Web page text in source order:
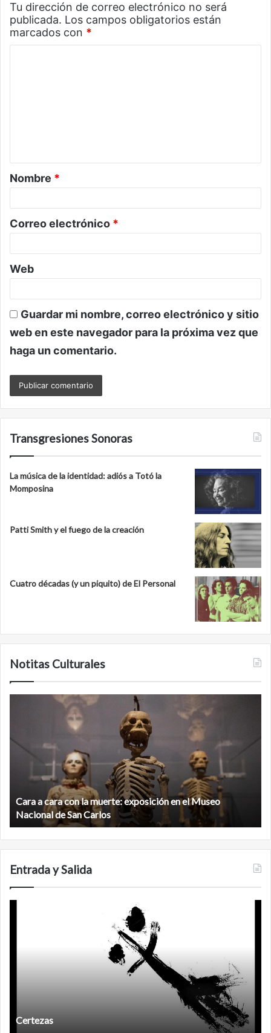
Tu dirección de correo electrónico no será
publicada. Los campos obligatorios están
marcados con *
a
r
o
*
Nombre *
Correo electrónico *
Web
Guardar mi nombre, correo electrónico y sitio
web en este navegador para la próxima vez que
haga un comentario.
Transgresiones Sonoras
La música de la identidad: adiós a Totó la
Momposina
Patti Smith y el fuego de la creación
Cuatro décadas (y un piquito) de El Personal
Notitas Culturales
con
muerte:
exposición
el
Museo
Nacional
de
San
Carlos
Cara a cara con la muerte: exposición en el Museo
Nacional de San Carlos
Entrada y Salida
Certezas